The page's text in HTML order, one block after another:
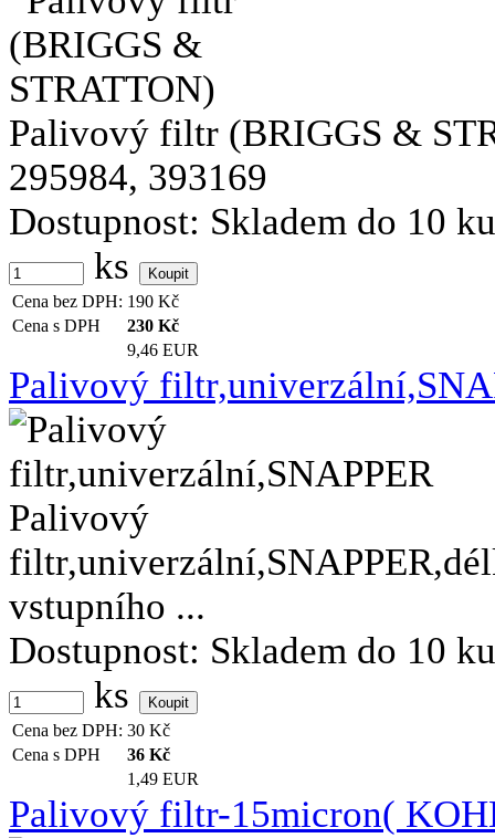
Palivový filtr (BRIGGS &
295984, 393169
Dostupnost: Skladem do 10
ks
Cena bez DPH: 190 Kč
Cena s DPH
230 Kč
9,46 EUR
Palivový
Palivový
vstupního ...
Dostupnost: Skladem do 10
ks
Cena bez DPH: 30 Kč
Cena s DPH
36 Kč
1,49 EUR
Palivový filtr-15micron(